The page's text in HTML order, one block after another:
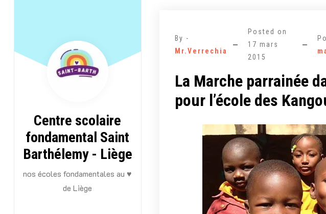
Centre scolaire
fondamental Saint
Barthélemy - Liège
nos écoles fondamentales au ♥
de Liège
By -
Mr.Verrechia
Posted on
17 mars
2015
La Marche parrainée
pour l’école des